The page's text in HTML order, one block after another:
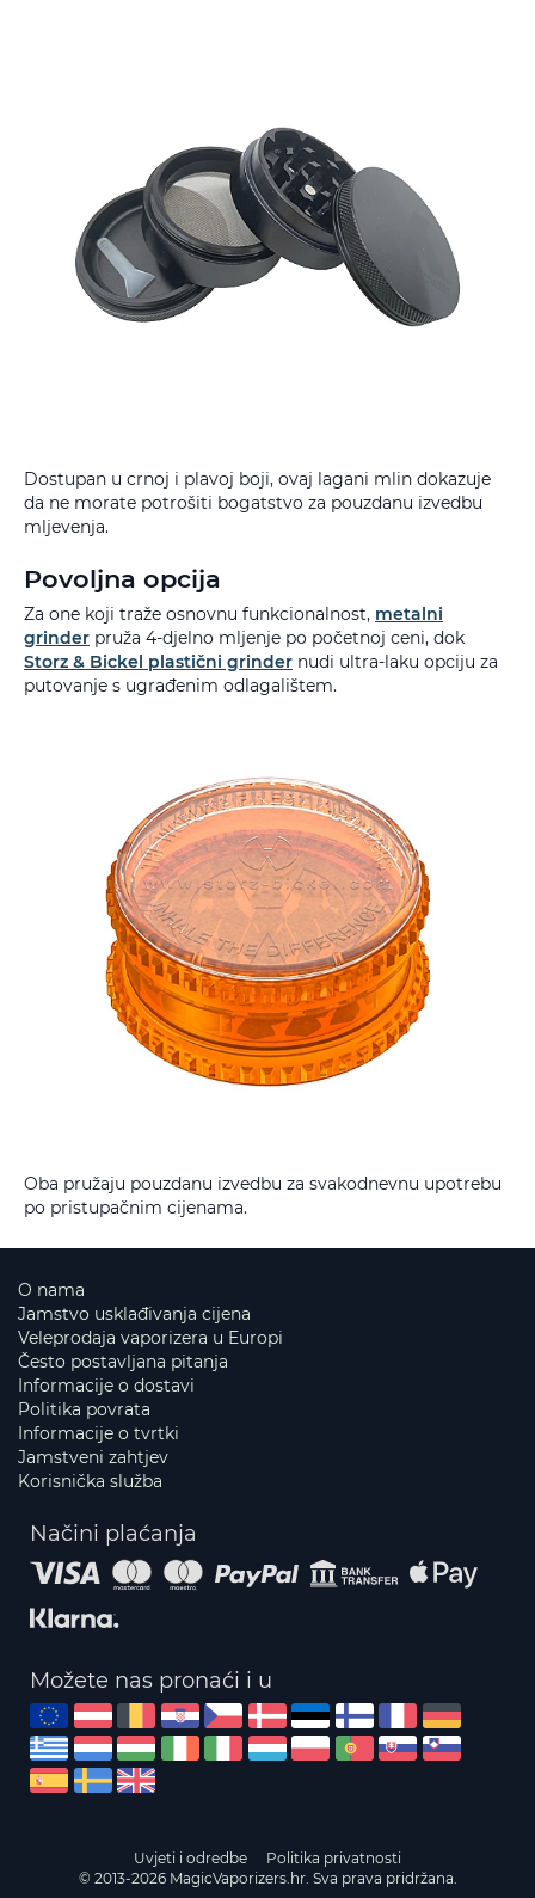
Dostupan u crnoj i plavoj boji, ovaj lagani mlin dokazuje
da ne morate potrošiti bogatstvo za pouzdanu izvedbu
mljevenja.
Povoljna opcija
Za one koji traže osnovnu funkcionalnost, metalni
grinder pruža 4-djelno mljenje po početnoj ceni, dok
Storz & Bickel plastični grinder nudi ultra-laku opciju za
putovanje s ugrađenim odlagalištem.
Oba pružaju pouzdanu izvedbu za svakodnevnu upotrebu
po pristupačnim cijenama.
O nama
Jamstvo usklađivanja cijena
Veleprodaja vaporizera u Europi
Često postavljana pitanja
Informacije o dostavi
Politika povrata
Informacije o tvrtki
Jamstveni zahtjev
Korisnička služba
Načini plaćanja
Možete nas pronaći i u
Uvjeti i odredbe
Politika privatnosti
© 2013-2026 MagicVaporizers.hr. Sva prava pridržana.